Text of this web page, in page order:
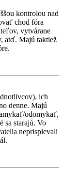
kontrolou nad
chod fóra
vytvárane
atď. Majú taktiež
ich
denne. Majú
odomykať,
sa starajú. Vo
neprispievali